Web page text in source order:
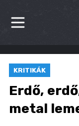
HÍREK
KRITIKÁK
BESZÁMOLÓK
KRITIKÁK
Erdő,
metal